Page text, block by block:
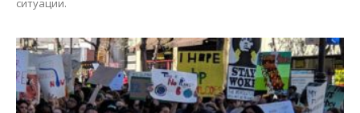
ситуации.